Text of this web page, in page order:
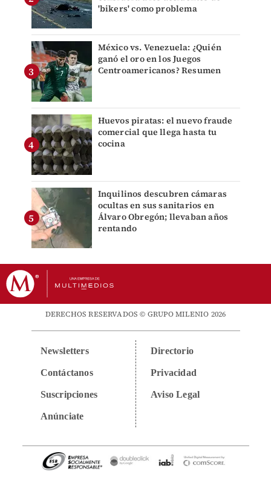
'bikers' como problema
México vs. Venezuela: ¿Quién
ganó el oro en los Juegos
Centroamericanos? Resumen
Huevos piratas: el nuevo fraude
comercial que llega hasta tu
cocina
Inquilinos descubren cámaras
ocultas en sus sanitarios en
Álvaro Obregón; llevaban años
rentando
DERECHOS RESERVADOS © GRUPO MILENIO 2026
Newsletters
Contáctanos
Suscripciones
Anúnciate
Directorio
Privacidad
Aviso Legal